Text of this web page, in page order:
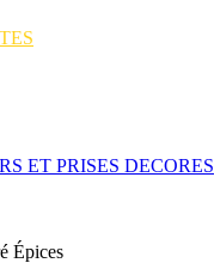
ET PRISES DECORES
Épices